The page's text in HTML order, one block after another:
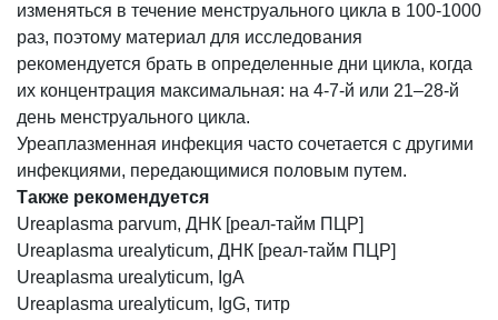
изменяться в течение менструального цикла в 100-1000
раз, поэтому материал для исследования
рекомендуется брать в определенные дни цикла, когда
их концентрация максимальная: на 4-7-й или 21–28-й
день менструального цикла.
Уреаплазменная инфекция часто сочетается с другими
инфекциями, передающимися половым путем.
Также рекомендуется
Ureaplasma parvum, ДНК [реал-тайм ПЦР]
Ureaplasma urealyticum, ДНК [реал-тайм ПЦР]
Ureaplasma urealyticum, IgA
Ureaplasma urealyticum, IgG, титр